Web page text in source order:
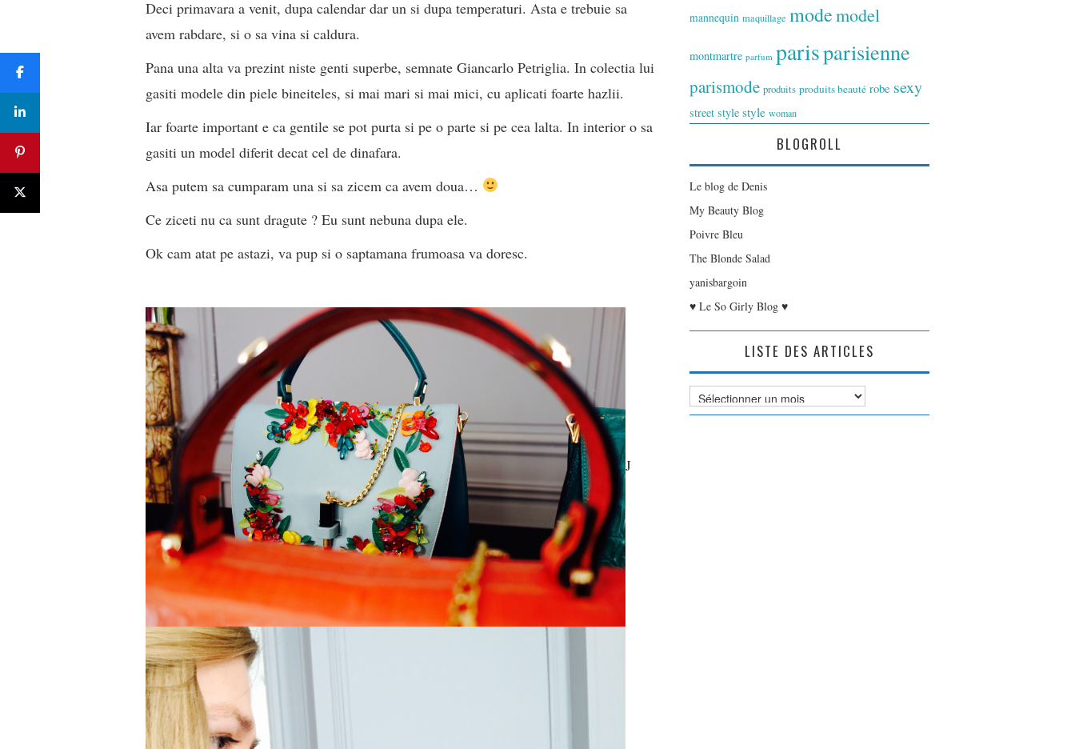
Deci primavara a venit, dupa calendar dar un si dupa temperaturi. Asta e trebuie sa
avem rabdare, si o sa vina si caldura.
Pana una alta va prezint niste genti superbe, semnate Giancarlo Petriglia. In colectia lui
gasiti modele din piele bineiteles, si mai mari si mai mici, cu aplicati foarte hazlii.
Iar foarte important e ca gentile se pot purta si pe o parte si pe cea lalta. In interior o sa
gasiti un model diferit decat cel de dinafara.
Asa putem sa cumparam una si sa zicem ca avem doua…
Ce ziceti nu ca sunt dragute ? Eu sunt nebuna dupa ele.
Ok cam atat pe astazi, va pup si o saptamana frumoasa va doresc.
J
mannequin maquillage modemodel
montmartre parfum parisparisienne
parismode produits produits beauté robe sexy
street style style woman
BLOGROLL
Le blog de Denis
My Beauty Blog
Poivre Bleu
The Blonde Salad
yanisbargoin
♥ Le So Girly Blog ♥
LISTE DES ARTICLES
Liste
des